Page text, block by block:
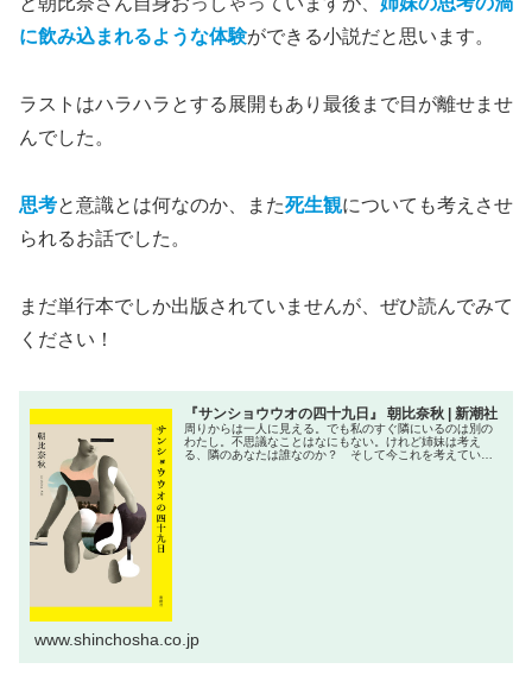
に飲み込まれるような体験ができる小説だと思います。
ラストはハラハラとする展開もあり最後まで目が離せませ
んでした。
思考と意識とは何なのか、また死生観についても考えさせ
られるお話でした。
まだ単行本でしか出版されていませんが、ぜひ読んでみて
ください！
『サンショウウオの四十九日』 朝比奈秋 | 新潮社
周りからは一人に見える。でも私のすぐ隣にいるのは別の
わたし。不思議なことはなにもない。けれど姉妹は考え
る、隣のあなたは誰なのか？ そして今これを考えている
www.shinchosha.co.jp